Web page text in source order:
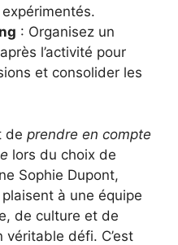
: Organisez un
l’activité pour
et consolider les
de prendre en compte
lors du choix de
Sophie Dupont,
à une équipe
de culture et de
défi. C’est